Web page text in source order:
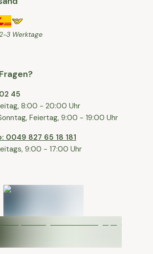
3 Werktage
45
8:00 - 20:00 Uhr
Feiertag, 9:00 - 19:00 Uhr
0049 827 65 18 181
9:00 - 17:00 Uhr